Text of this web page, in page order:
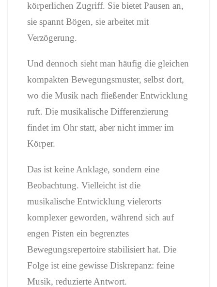
körperlichen Zugriff. Sie bietet Pausen an,
sie spannt Bögen, sie arbeitet mit
Verzögerung.
Und dennoch sieht man häufig die gleichen
kompakten Bewegungsmuster, selbst dort,
wo die Musik nach fließender Entwicklung
ruft. Die musikalische Differenzierung
findet im Ohr statt, aber nicht immer im
Körper.
Das ist keine Anklage, sondern eine
Beobachtung. Vielleicht ist die
musikalische Entwicklung vielerorts
komplexer geworden, während sich auf
engen Pisten ein begrenztes
Bewegungsrepertoire stabilisiert hat. Die
Folge ist eine gewisse Diskrepanz: feine
Musik, reduzierte Antwort.